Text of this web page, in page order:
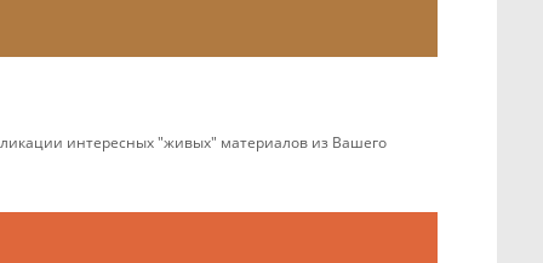
интересных "живых" материалов из Вашего